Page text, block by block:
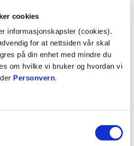
cookies
informasjonskapsler (cookies).
for at nettsiden vår skal
på din enhet med mindre du
om hvilke vi bruker og hvordan vi
Personvern.
VALGT TIL NY STYRELEDER I